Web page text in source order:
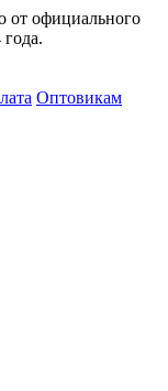
от официального
Оптовикам